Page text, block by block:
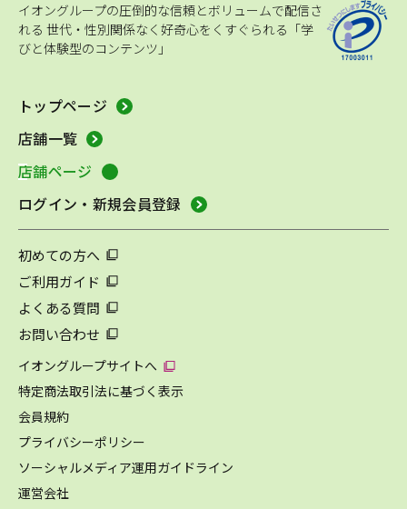
イオングループの圧倒的な信頼とボリュームで配信さ
れる 世代・性別関係なく好奇心をくすぐられる「学
びと体験型のコンテンツ」
トップページ
店舗一覧
店舗ページ
ログイン・新規会員登録
初めての方へ
ご利用ガイド
よくある質問
お問い合わせ
イオングループサイトへ
特定商法取引法に基づく表示
会員規約
プライバシーポリシー
ソーシャルメディア運用ガイドライン
運営会社